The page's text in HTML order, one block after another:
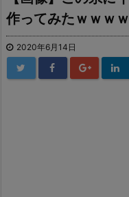
作ってみたｗｗｗ
2020年6月14日